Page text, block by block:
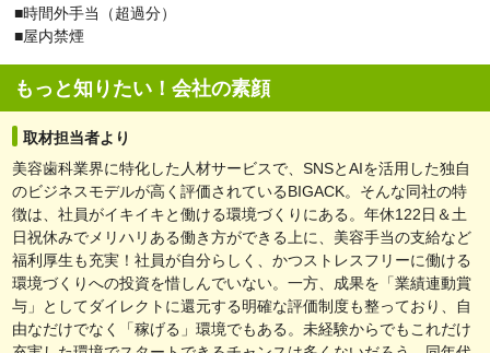
■時間外手当（超過分）
■屋内禁煙
もっと知りたい！会社の素顔
取材担当者より
美容歯科業界に特化した人材サービスで、SNSとAIを活用した独自
のビジネスモデルが高く評価されているBIGACK。そんな同社の特
徴は、社員がイキイキと働ける環境づくりにある。年休122日＆土
日祝休みでメリハリある働き方ができる上に、美容手当の支給など
福利厚生も充実！社員が自分らしく、かつストレスフリーに働ける
環境づくりへの投資を惜しんでいない。一方、成果を「業績連動賞
与」としてダイレクトに還元する明確な評価制度も整っており、自
由なだけでなく「稼げる」環境でもある。未経験からでもこれだけ